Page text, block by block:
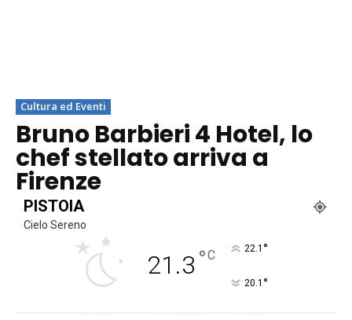
Cultura ed Eventi
Bruno Barbieri 4 Hotel, lo
chef stellato arriva a
Firenze
PISTOIA
Cielo Sereno
21.3 °C 22.1 °
20.1 °